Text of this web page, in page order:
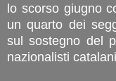
lo scorso giugno
un quarto dei
sul sostegno del
nazionalisti